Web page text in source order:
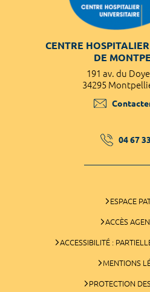
CENTRE
DE
191 av. du
34295
04 67
ESPACE
ACCÈS
ACCESSIBILITÉ :
MENTIONS
PROTECTION